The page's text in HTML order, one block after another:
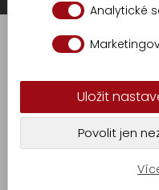
Autocentrum
Fabricación
Elevadores
contenedores
Cerrajería
metálica
según
facilitada
Analytické
Uložit
Povolit jen